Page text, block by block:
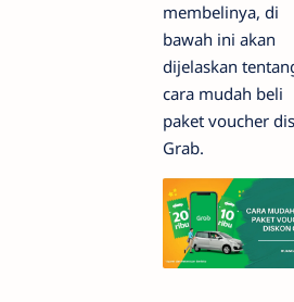
membelinya, di
bawah ini akan
dijelaskan
cara mudah beli
paket voucher
Grab.